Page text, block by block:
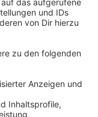
Ruhr,
Kreis,
Stadt
Außerdem
Bonn auch
und
zu hoher
an, ab